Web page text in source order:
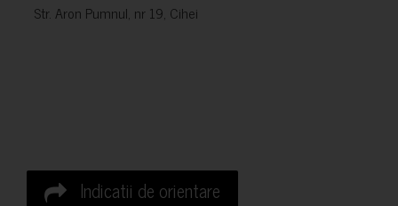
Str. Aron Pumnul, nr 19, Cihei
Indicatii de orientare